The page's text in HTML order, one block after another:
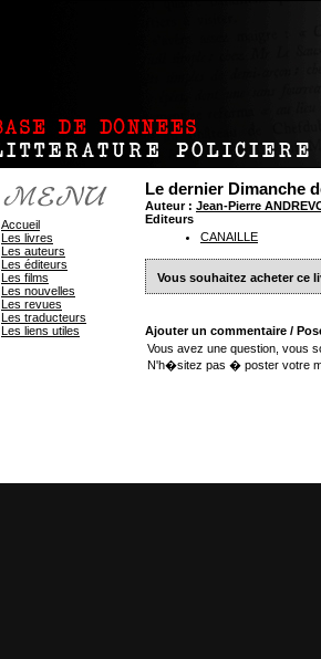
Le dernier Dimanche
Auteur : Jean-Pierre
Editeurs
CANAILLE
Vous souhaitez acheter ce
Ajouter un commentaire /
Vous avez une question, vous
N'h�sitez pas � poster votre
Accueil
Les livres
Les auteurs
Les éditeurs
Les films
Les nouvelles
Les revues
Les traducteurs
Les liens utiles